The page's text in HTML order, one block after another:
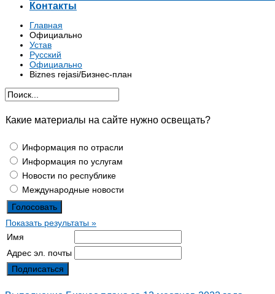
Контакты
Главная
Официально
Устав
Русский
Официально
Biznes rejasi/Бизнес-план
Какие материалы на сайте нужно освещать?
Информация по отрасли
Информация по услугам
Новости по республике
Международные новости
Показать результаты »
Имя
Адрес эл. почты